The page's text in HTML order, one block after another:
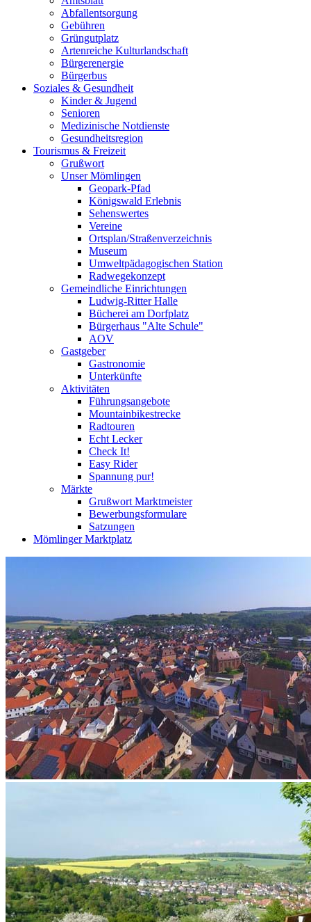
Abfallentsorgung
Gebühren
Grüngutplatz
Artenreiche Kulturlandschaft
Bürgerenergie
Bürgerbus
Soziales & Gesundheit
Kinder & Jugend
Senioren
Medizinische Notdienste
Gesundheitsregion
Tourismus & Freizeit
Grußwort
Unser Mömlingen
Geopark-Pfad
Königswald Erlebnis
Sehenswertes
Vereine
Ortsplan/Straßenverzeichnis
Museum
Umweltpädagogischen Station
Radwegekonzept
Gemeindliche Einrichtungen
Ludwig-Ritter Halle
Bücherei am Dorfplatz
Bürgerhaus "Alte Schule"
AOV
Gastgeber
Gastronomie
Unterkünfte
Aktivitäten
Führungsangebote
Mountainbikestrecke
Radtouren
Echt Lecker
Check It!
Easy Rider
Spannung pur!
Märkte
Grußwort Marktmeister
Bewerbungsformulare
Satzungen
Mömlinger Marktplatz